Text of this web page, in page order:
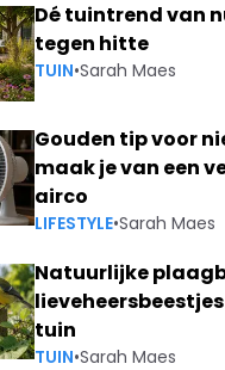
Dé tuintrend van
tegen hitte
TUIN•Sarah Maes
Gouden tip voor
maak je van een
airco
LIFESTYLE•Sarah Maes
Natuurlijke
tuin
TUIN•Sarah Maes